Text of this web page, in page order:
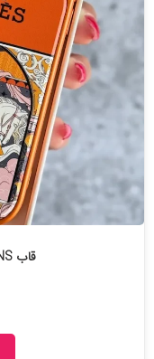
قاب HERMES LENS کد-۱۴۲۴۶۴